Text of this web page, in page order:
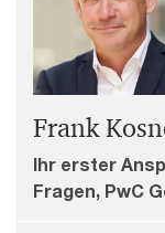
Frank
Ihr erster
Fragen, PwC